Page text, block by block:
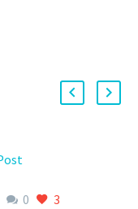
sit
0 3